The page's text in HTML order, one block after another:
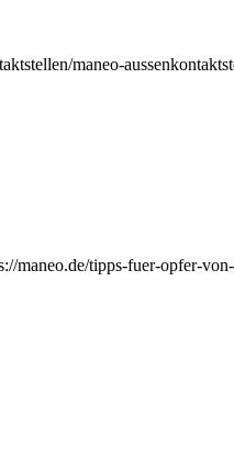
maneo-
maneo.de/tipps-fuer-opfer-